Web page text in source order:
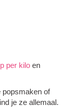
per kilo en
popsmaken of
je ze allemaal.